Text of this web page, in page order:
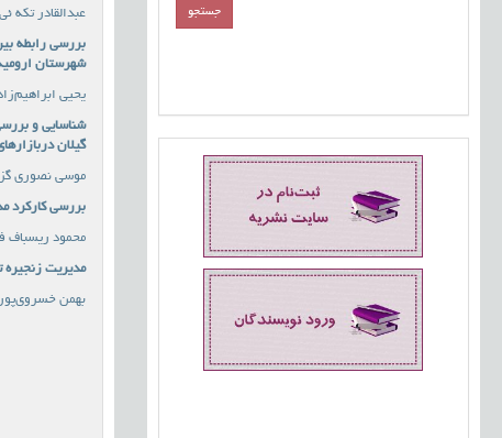
عبدالقادر تکه
بررسی رابطه
شهرستان
یحیی
شناسایی و
گیلان
موسی نصوری
بررسی کارکرد
محمود ریسباف
مدیریت زنجیره
بهمن